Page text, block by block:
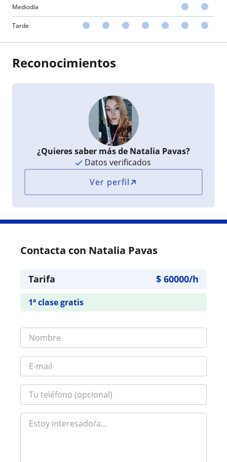
Mediodía
Tarde
Reconocimientos
¿Quieres saber más de Natalia Pavas?
Datos verificados
Ver perfil
Contacta con Natalia Pavas
Tarifa $ 60000/h
1ª clase gratis